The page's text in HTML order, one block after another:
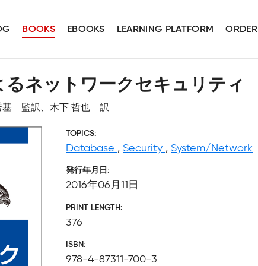
BOOKS EBOOKS LEARNING PLATFORM ORDER
るネットワークセキュリティ
基 監訳、木下 哲也 訳
TOPICS
Database , Security , System/Network
発行年月日
2016年06月11日
PRINT LENGTH
376
ISBN
978-4-87311-700-3